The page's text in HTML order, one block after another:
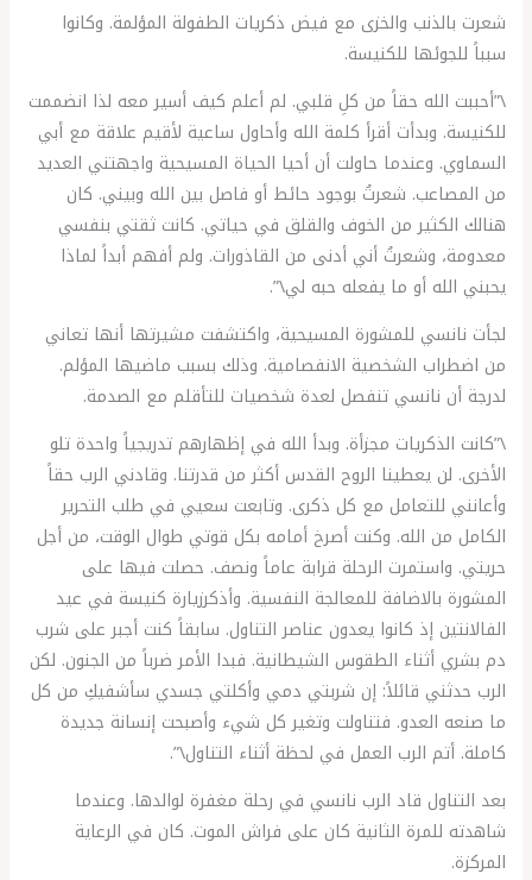
شعرت بالذنب والخزى مع فيض ذكريات الطفولة المؤلمة. وكانوا
سبباً للجوئها للكنيسة.
\”أحببت الله حقاً من كلِ قلبي. لم أعلم كيف أسير معه لذا انضممت
للكنيسة. وبدأت أقرأ كلمة الله وأحاول ساعية لأقيم علاقة مع أبي
السماوي. وعندما حاولت أن أحيا الحياة المسيحية واجهتني العديد
من المصاعب. شعرتُ بوجود حائط أو فاصل بين الله وبيني. كان
هنالك الكثير من الخوف والقلق في حياتي. كانت ثقتي بنفسي
معدومة، وشعرتُ أني أدنى من القاذورات. ولم أفهم أبداً لماذا
يحبني الله أو ما يفعله حبه لي\”.
لجأت نانسي للمشورة المسيحية، واكتشفت مشيرتها أنها تعاني
من اضطراب الشخصية الانفصامية. وذلك بسبب ماضيها المؤلم.
لدرجة أن نانسي تنفصل لعدة شخصيات للتأقلم مع الصدمة.
\”كانت الذكريات مجزأة. وبدأ الله في إظهارهم تدريجياً واحدة تلو
الأخرى. لن يعطينا الروح القدس أكثر من قدرتنا. وقادني الرب حقاً
وأعانني للتعامل مع كل ذكرى. وتابعت سعيي في طلب التحرير
الكامل من الله. وكنت أصرخ أمامه بكل قوتي طوال الوقت، من أجل
حريتي. واستمرت الرحلة قرابة عاماً ونصف. حصلت فيها على
المشورة بالاضافة للمعالجة النفسية. وأذكرزيارة كنيسة في عيد
الفالانتين إذ كانوا يعدون عناصر التناول. سابقاً كنت أجبر على شرب
دم بشري أثناء الطقوس الشيطانية. فبدا الأمر ضرباً من الجنون. لكن
الرب حدثني قائلاً: إن شربتي دمي وأكلتي جسدي سأشفيكِ من كل
ما صنعه العدو. فتناولت وتغير كل شيء وأصبحت إنسانة جديدة
كاملة. أتم الرب العمل في لحظة أثناء التناول\”.
بعد التناول قاد الرب نانسي في رحلة مغفرة لوالدها. وعندما
شاهدته للمرة الثانية كان على فراش الموت. كان في الرعاية
المركزة.